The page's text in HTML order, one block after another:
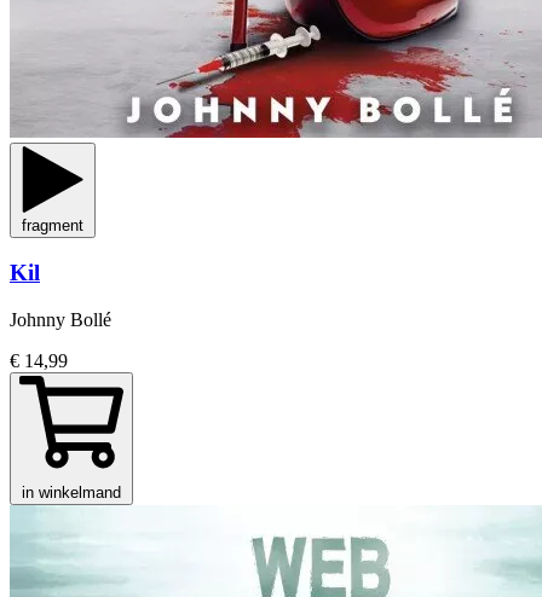
fragment
Kil
Johnny Bollé
€ 14,99
in winkelmand